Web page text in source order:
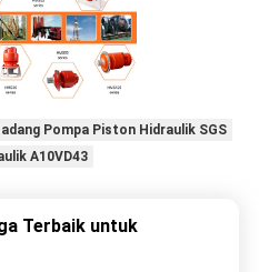
Pompa Piston Hidraulik SGS
A10VD43
Terbaik untuk